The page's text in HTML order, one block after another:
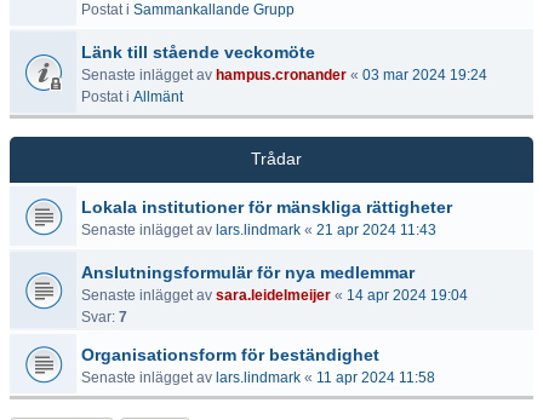
Postat i Sammankallande Grupp
Länk till stående veckomöte
Senaste inlägget av hampus.cronander « 03 mar 2024 19:24
Postat i Allmänt
Trådar
Lokala institutioner för mänskliga rättigheter
Senaste inlägget av lars.lindmark « 21 apr 2024 11:43
Anslutningsformulär för nya medlemmar
Senaste inlägget av sara.leidelmeijer « 14 apr 2024 19:04
Svar: 7
Organisationsform för beständighet
Senaste inlägget av lars.lindmark « 11 apr 2024 11:58